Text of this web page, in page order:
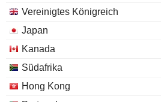
Vereinigtes Königreich
Japan
Kanada
Südafrika
Hong Kong